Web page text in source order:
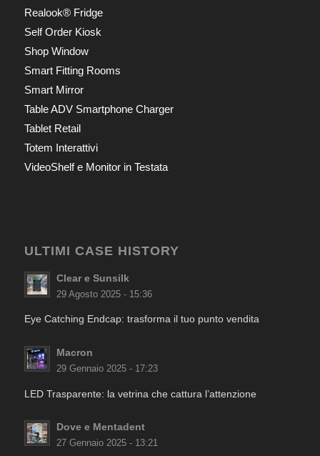
Realook® Fridge
Self Order Kiosk
Shop Window
Smart Fitting Rooms
Smart Mirror
Table ADV Smartphone Charger
Tablet Retail
Totem Interattivi
VideoShelf e Monitor in Testata
ULTIMI CASE HISTORY
Clear e Sunsilk
29 Agosto 2025 - 15:36
Eye Catching Endcap: trasforma il tuo punto vendita
Macron
29 Gennaio 2025 - 17:23
LED Trasparente: la vetrina che cattura l’attenzione
Dove e Mentadent
27 Gennaio 2025 - 13:21